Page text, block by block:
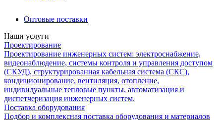
Оптовые поставки
Наши услуги
Проектирование
Проектирование инженерных систем: электроснабжение,
видеонаблюдение, системы контроля и управления доступом
(СКУД), структурированная кабельная система (СКС),
кондиционирование, вентиляция, отопление,
индивидуальные тепловые пункты, автоматизация и
диспетчеризация инженерных систем.
Поставка оборудования
Подбор и комплексная поставка оборудования и материалов